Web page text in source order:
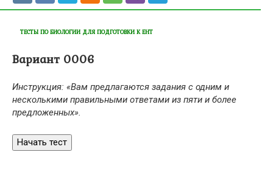
ТЕСТЫ ПО БИОЛОГИИ ДЛЯ ПОДГОТОВКИ К ЕНТ
Вариант 0006
Инструкция: «Вам предлагаются задания с одним и
несколькими правильными ответами из пяти и более
предложенных».